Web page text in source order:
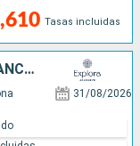
Tasas incluidas
TÚNEZ, MALTA, ITALIA, MONACO, FRANCIA, ESPAÑA
31/08/2026